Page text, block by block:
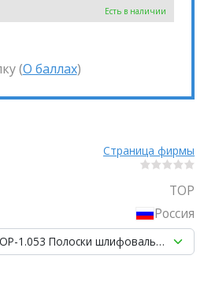
Есть в наличии
(О баллах)
Страница фирмы
ТОР
Россия
1.053 Полоски шлифовальные для